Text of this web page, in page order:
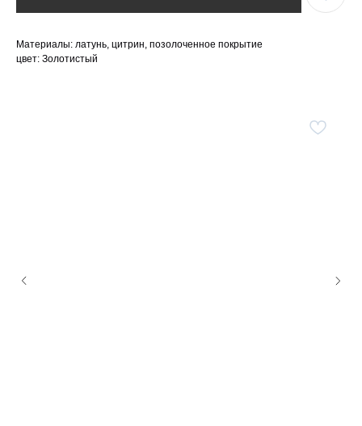
Материалы: латунь, цитрин, позолоченное покрытие
цвет: Золотистый